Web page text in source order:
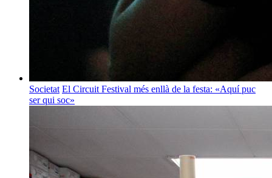
Societat El Circuit Festival més enllà de la festa: «Aquí puc
ser qui soc»